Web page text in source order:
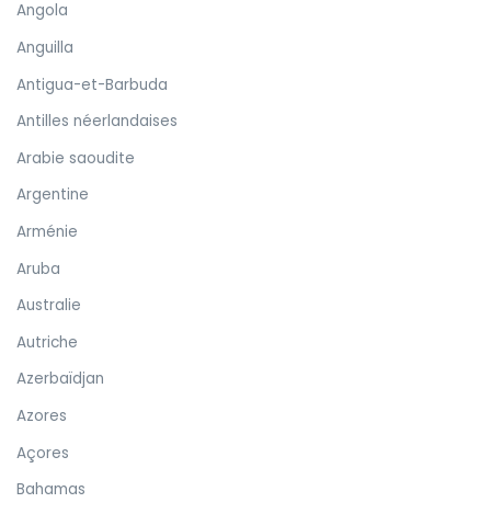
Angola
Anguilla
Antigua-et-Barbuda
Antilles néerlandaises
Arabie saoudite
Argentine
Arménie
Aruba
Australie
Autriche
Azerbaïdjan
Azores
Açores
Bahamas